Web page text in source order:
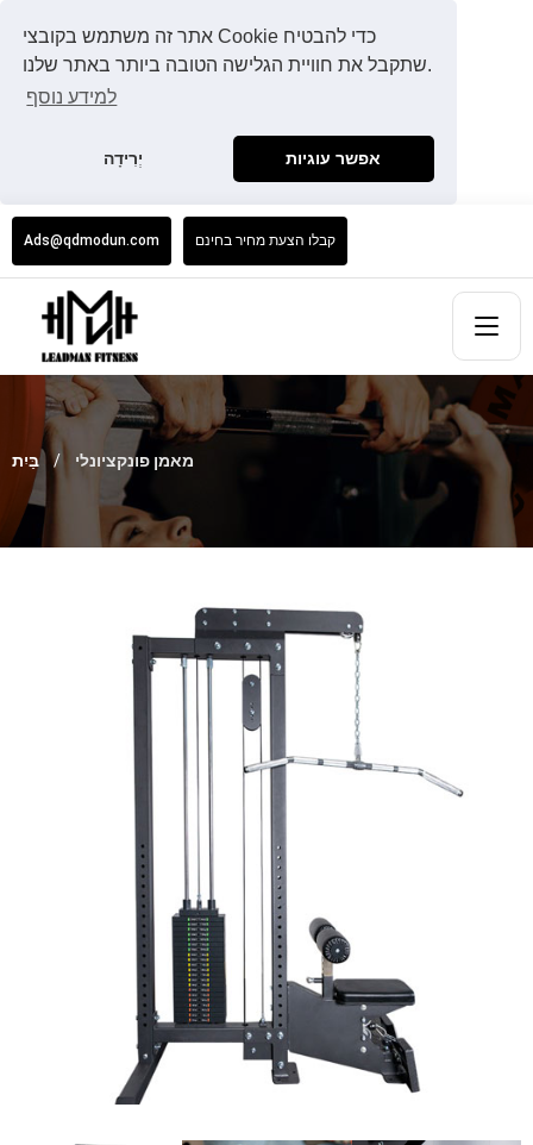
אתר זה משתמש בקובצי Cookie כדי להבטיח
שתקבל את חוויית הגלישה הטובה ביותר באתר שלנו.
למידע נוסף
יְרִידָה אפשר עוגיות
Ads@qdmodun.com קבלו הצעת מחיר בחינם
בַּיִת מאמן פונקציונלי